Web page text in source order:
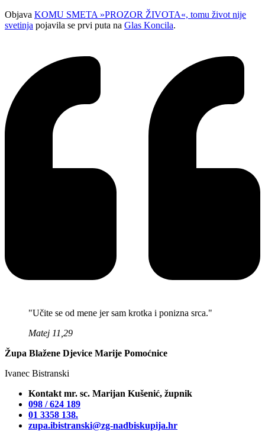
Objava KOMU SMETA »PROZOR ŽIVOTA«, tomu život nije
svetinja pojavila se prvi puta na Glas Koncila.
"Učite se od mene jer sam krotka i ponizna srca."
Matej 11,29
Župa Blažene Djevice Marije Pomoćnice
Ivanec Bistranski
Kontakt mr. sc. Marijan Kušenić, župnik
098 / 624 189
01 3358 138‬.
zupa.ibistranski@zg-nadbiskupija.hr